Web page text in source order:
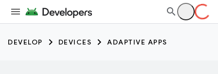
DEVELOP DEVICES ADAPTIVE APPS